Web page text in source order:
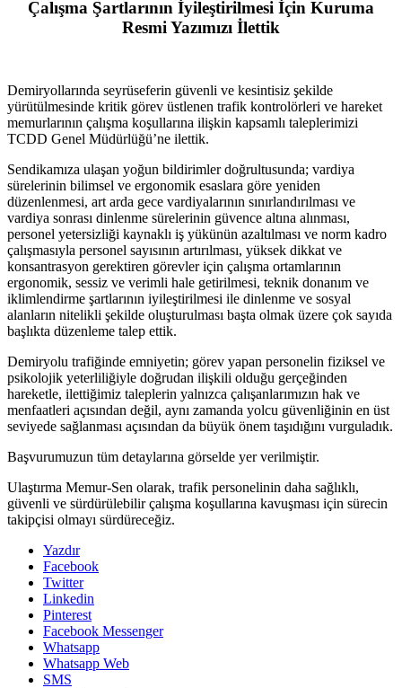
Çalışma Şartlarının İyileştirilmesi İçin Kuruma
Resmi Yazımızı İlettik
Demiryollarında seyrüseferin güvenli ve kesintisiz şekilde
yürütülmesinde kritik görev üstlenen trafik kontrolörleri ve hareket
memurlarının çalışma koşullarına ilişkin kapsamlı taleplerimizi
TCDD Genel Müdürlüğü’ne ilettik.
Sendikamıza ulaşan yoğun bildirimler doğrultusunda; vardiya
sürelerinin bilimsel ve ergonomik esaslara göre yeniden
düzenlenmesi, art arda gece vardiyalarının sınırlandırılması ve
vardiya sonrası dinlenme sürelerinin güvence altına alınması,
personel yetersizliği kaynaklı iş yükünün azaltılması ve norm kadro
çalışmasıyla personel sayısının artırılması, yüksek dikkat ve
konsantrasyon gerektiren görevler için çalışma ortamlarının
ergonomik, sessiz ve verimli hale getirilmesi, teknik donanım ve
iklimlendirme şartlarının iyileştirilmesi ile dinlenme ve sosyal
alanların nitelikli şekilde oluşturulması başta olmak üzere çok sayıda
başlıkta düzenleme talep ettik.
Demiryolu trafiğinde emniyetin; görev yapan personelin fiziksel ve
psikolojik yeterliliğiyle doğrudan ilişkili olduğu gerçeğinden
hareketle, ilettiğimiz taleplerin yalnızca çalışanlarımızın hak ve
menfaatleri açısından değil, aynı zamanda yolcu güvenliğinin en üst
seviyede sağlanması açısından da büyük önem taşıdığını vurguladık.
Başvurumuzun tüm detaylarına görselde yer verilmiştir.
Ulaştırma Memur-Sen olarak, trafik personelinin daha sağlıklı,
güvenli ve sürdürülebilir çalışma koşullarına kavuşması için sürecin
takipçisi olmayı sürdüreceğiz.
Yazdır
Facebook
Twitter
Linkedin
Pinterest
Facebook Messenger
Whatsapp
Whatsapp Web
SMS